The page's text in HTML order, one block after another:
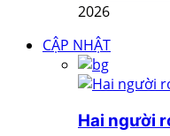
2026
CẬP NHẬT
Hai người